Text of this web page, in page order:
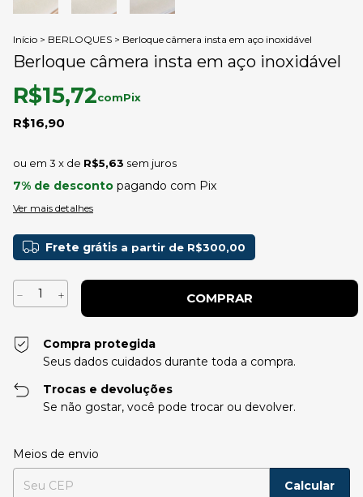
Início > BERLOQUES > Berloque câmera insta em aço inoxidável
Berloque câmera insta em aço inoxidável
R$16,90
R$15,72comPix
3 x de R$5,63 sem juros
7% de desconto pagando com Pix
Ver mais detalhes
Frete grátis a partir de R$300,00
Compra protegida
Seus dados cuidados durante toda a compra.
Trocas e devoluções
Se não gostar, você pode trocar ou devolver.
Entregas para o CEP:
Meios de envio
Calcular